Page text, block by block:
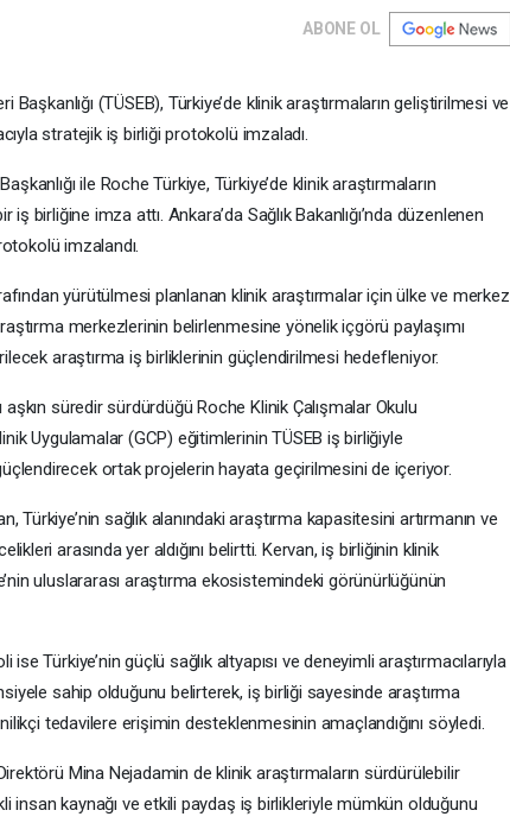
ABONE OL
(TÜSEB), Türkiye’de klinik araştırmaların geliştirilmesi ve
stratejik iş birliği protokolü imzaladı.
ile Roche Türkiye, Türkiye’de klinik araştırmaların
birliğine imza attı. Ankara’da Sağlık Bakanlığı’nda düzenlenen
imzalandı.
yürütülmesi planlanan klinik araştırmalar için ülke ve merkez
merkezlerinin belirlenmesine yönelik içgörü paylaşımı
araştırma iş birliklerinin güçlendirilmesi hedefleniyor.
aşkın süredir sürdürdüğü Roche Klinik Çalışmalar Okulu
Uygulamalar (GCP) eğitimlerinin TÜSEB iş birliğiyle
ortak projelerin hayata geçirilmesini de içeriyor.
sağlık alanındaki araştırma kapasitesini artırmanın ve
arasında yer aldığını belirtti. Kervan, iş birliğinin klinik
uluslararası araştırma ekosistemindeki görünürlüğünün
Türkiye’nin güçlü sağlık altyapısı ve deneyimli araştırmacılarıyla
sahip olduğunu belirterek, iş birliği sayesinde araştırma
tedavilere erişimin desteklenmesinin amaçlandığını söyledi.
Mina Nejadamin de klinik araştırmaların sürdürülebilir
insan kaynağı ve etkili paydaş iş birlikleriyle mümkün olduğunu